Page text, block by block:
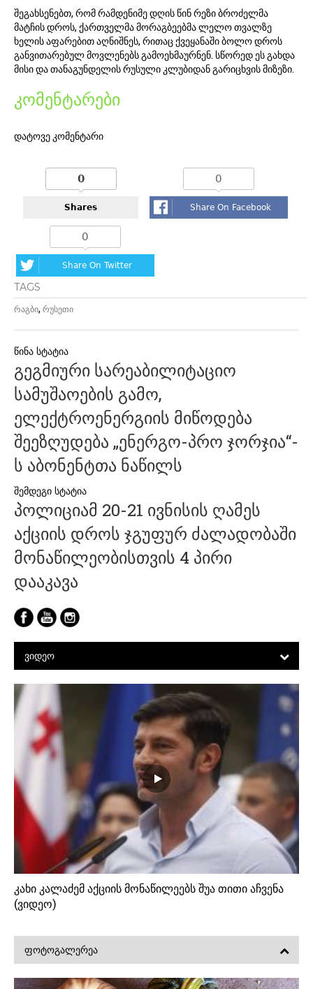
შეგახსენებთ, რომ რამდენიმე დღის წინ რეზი ბროძელმა
მატჩის დროს, ქართველმა მორაგბეებმა ლელო თვალზე
ხელის აფარებით აღნიშნეს, რითაც ქვეყანაში ბოლო დროს
განვითარებულ მოვლენებს გამოეხმაურნენ. სწორედ ეს გახდა
მისი და თანაგუნდელის რუსული კლუბიდან გარიცხვის მიზეზი.
კომენტარები
დატოვე კომენტარი
0
Shares
0
Share On Facebook
0
Share On Twitter
TAGS
რაგბი, რუსეთი
პოსტის
ნავიგაცია
გეგმიური სარეაბილიტაციო
სამუშაოების გამო,
ელექტროენერგიის მიწოდება
შეეზღუდება „ენერგო-პრო ჯორჯია“-
ს აბონენტთა ნაწილს
პოლიციამ 20-21 ივნისის ღამეს
აქციის დროს ჯგუფურ ძალადობაში
მონაწილეობისთვის 4 პირი
დააკავა
ᲕᲘᲓᲔᲝ
კახი კალაძემ აქციის მონაწილეებს შუა თითი აჩვენა
(ვიდეო)
ᲤᲝᲢᲝᲒᲐᲚᲔᲠᲔᲐ